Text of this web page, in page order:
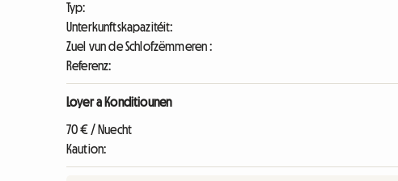
Typ:
Unterkunftskapazitéit:
Zuel vun de Schlofzëmmeren :
Referenz:
Loyer a Konditiounen
70 € / Nuecht
Kaution: